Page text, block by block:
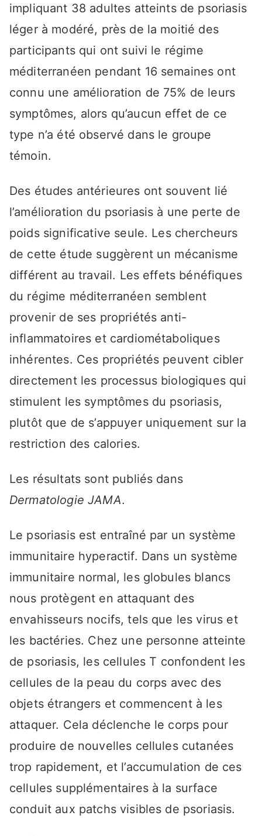
impliquant 38 adultes atteints de psoriasis
léger à modéré, près de la moitié des
participants qui ont suivi le régime
méditerranéen pendant 16 semaines ont
connu une amélioration de 75% de leurs
symptômes, alors qu’aucun effet de ce
type n’a été observé dans le groupe
témoin.
Des études antérieures ont souvent lié
l’amélioration du psoriasis à une perte de
poids significative seule. Les chercheurs
de cette étude suggèrent un mécanisme
différent au travail. Les effets bénéfiques
du régime méditerranéen semblent
provenir de ses propriétés anti-
inflammatoires et cardiométaboliques
inhérentes. Ces propriétés peuvent cibler
directement les processus biologiques qui
stimulent les symptômes du psoriasis,
plutôt que de s’appuyer uniquement sur la
restriction des calories.
Les résultats sont publiés dans
Dermatologie JAMA.
Le psoriasis est entraîné par un système
immunitaire hyperactif. Dans un système
immunitaire normal, les globules blancs
nous protègent en attaquant des
envahisseurs nocifs, tels que les virus et
les bactéries. Chez une personne atteinte
de psoriasis, les cellules T confondent les
cellules de la peau du corps avec des
objets étrangers et commencent à les
attaquer. Cela déclenche le corps pour
produire de nouvelles cellules cutanées
trop rapidement, et l’accumulation de ces
cellules supplémentaires à la surface
conduit aux patchs visibles de psoriasis.